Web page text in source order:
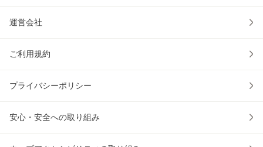
運営会社
ご利用規約
プライバシーポリシー
安心・安全への取り組み